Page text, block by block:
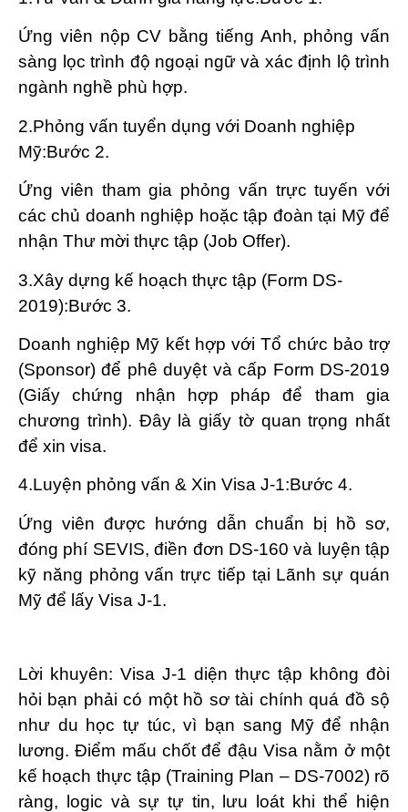
Ứng viên nộp CV bằng tiếng Anh, phỏng vấn
sàng lọc trình độ ngoại ngữ và xác định lộ trình
ngành nghề phù hợp.
2.Phỏng vấn tuyển dụng với Doanh nghiệp
Mỹ:Bước 2.
Ứng viên tham gia phỏng vấn trực tuyến với
các chủ doanh nghiệp hoặc tập đoàn tại Mỹ để
nhận Thư mời thực tập (Job Offer).
3.Xây dựng kế hoạch thực tập (Form DS-
2019):Bước 3.
Doanh nghiệp Mỹ kết hợp với Tổ chức bảo trợ
(Sponsor) để phê duyệt và cấp Form DS-2019
(Giấy chứng nhận hợp pháp để tham gia
chương trình). Đây là giấy tờ quan trọng nhất
để xin visa.
4.Luyện phỏng vấn & Xin Visa J-1:Bước 4.
Ứng viên được hướng dẫn chuẩn bị hồ sơ,
đóng phí SEVIS, điền đơn DS-160 và luyện tập
kỹ năng phỏng vấn trực tiếp tại Lãnh sự quán
Mỹ để lấy Visa J-1.
Lời khuyên: Visa J-1 diện thực tập không đòi
hỏi bạn phải có một hồ sơ tài chính quá đồ sộ
như du học tự túc, vì bạn sang Mỹ để nhận
lương. Điểm mấu chốt để đậu Visa nằm ở một
kế hoạch thực tập (Training Plan – DS-7002) rõ
ràng, logic và sự tự tin, lưu loát khi thể hiện